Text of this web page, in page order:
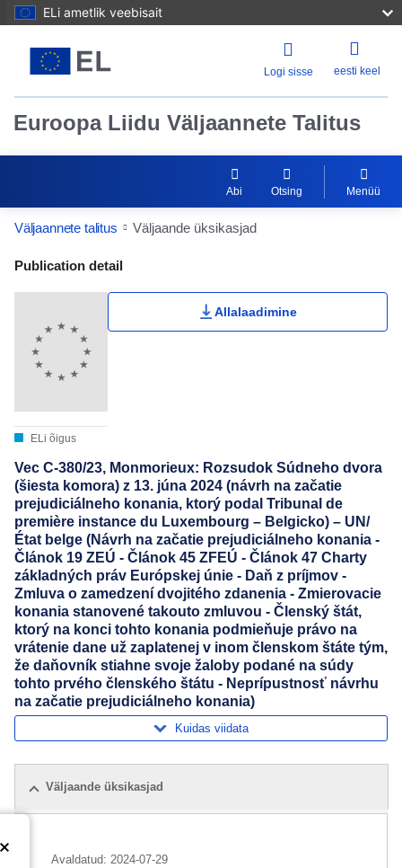
ELi ametlik veebisait
Logi sisse eesti keel
Euroopa Liidu Väljaannete Talitus
Abi Otsing Menüü
Väljaannete talitus Väljaande üksikasjad
Publication Detail Actions Portlet
Publication detail
ELi õigus
Allalaadimine
Vec C-380/23, Monmorieux: Rozsudok Súdneho dvora
(šiesta komora) z 13. júna 2024 (návrh na začatie
prejudiciálneho konania, ktorý podal Tribunal de
première instance du Luxembourg – Belgicko) – UN/
État belge (Návrh na začatie prejudiciálneho konania -
Článok 19 ZEÚ - Článok 45 ZFEÚ - Článok 47 Charty
základných práv Európskej únie - Daň z príjmov -
Zmluva o zamedzení dvojitého zdanenia - Zmierovacie
konania stanovené takouto zmluvou - Členský štát,
ktorý na konci tohto konania podmieňuje právo na
vrátenie dane už zaplatenej v inom členskom štáte tým,
že daňovník stiahne svoje žaloby podané na súdy
tohto prvého členského štátu - Neprípustnosť návrhu
na začatie prejudiciálneho konania)
Kuidas viidata
Väljaande üksikasjad
Avaldatud: 2024-07-29